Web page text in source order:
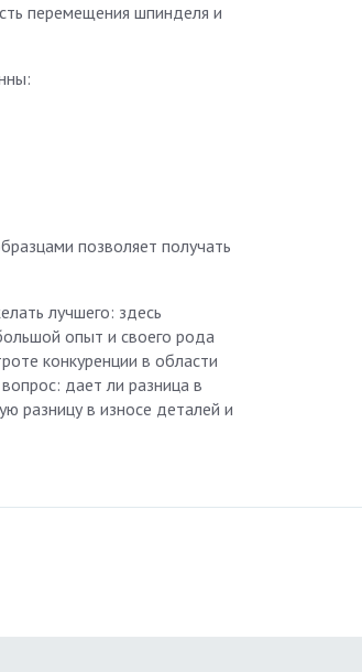
перемещения шпинделя и
позволяет получать
лучшего: здесь
опыт и своего рода
конкуренции в области
дает ли разница в
разницу в износе деталей и